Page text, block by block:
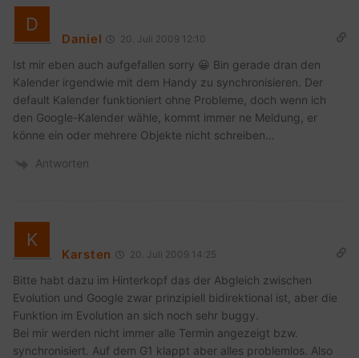
Daniel 20. Juli 2009 12:10
Ist mir eben auch aufgefallen sorry 😀 Bin gerade dran den
Kalender irgendwie mit dem Handy zu synchronisieren. Der
default Kalender funktioniert ohne Probleme, doch wenn ich
den Google-Kalender wähle, kommt immer ne Meldung, er
könne ein oder mehrere Objekte nicht schreiben…
Antworten
Karsten 20. Juli 2009 14:25
Bitte habt dazu im Hinterkopf das der Abgleich zwischen
Evolution und Google zwar prinzipiell bidirektional ist, aber die
Funktion im Evolution an sich noch sehr buggy.
Bei mir werden nicht immer alle Termin angezeigt bzw.
synchronisiert. Auf dem G1 klappt aber alles problemlos. Also